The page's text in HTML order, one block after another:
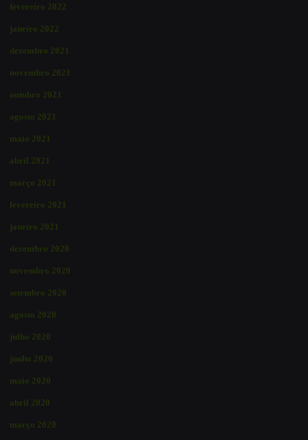
fevereiro 2022
janeiro 2022
dezembro 2021
novembro 2021
outubro 2021
agosto 2021
maio 2021
abril 2021
março 2021
fevereiro 2021
janeiro 2021
dezembro 2020
novembro 2020
setembro 2020
agosto 2020
julho 2020
junho 2020
maio 2020
abril 2020
março 2020